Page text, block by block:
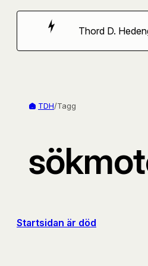
Hoppa
Thord D.
TDH/Tagg
Startsidan är död